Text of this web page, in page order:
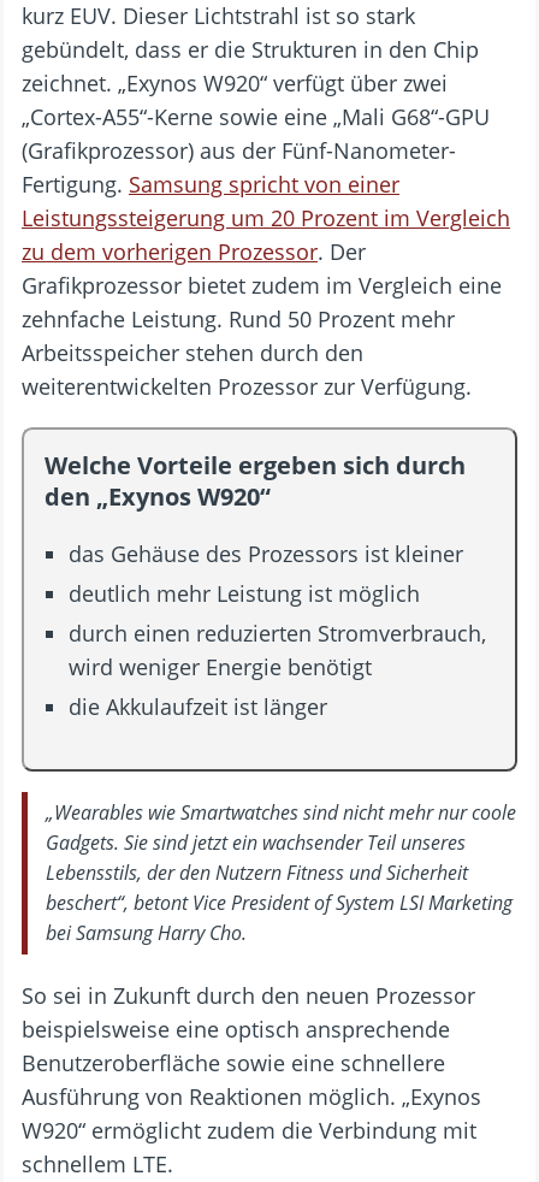
kurz EUV. Dieser Lichtstrahl ist so stark
gebündelt, dass er die Strukturen in den Chip
zeichnet. „Exynos W920“ verfügt über zwei
„Cortex-A55“-Kerne sowie eine „Mali G68“-GPU
(Grafikprozessor) aus der Fünf-Nanometer-
Fertigung. Samsung spricht von einer
Leistungssteigerung um 20 Prozent im Vergleich
zu dem vorherigen Prozessor. Der
Grafikprozessor bietet zudem im Vergleich eine
zehnfache Leistung. Rund 50 Prozent mehr
Arbeitsspeicher stehen durch den
weiterentwickelten Prozessor zur Verfügung.
Welche Vorteile ergeben sich durch
den „Exynos W920“
das Gehäuse des Prozessors ist kleiner
deutlich mehr Leistung ist möglich
durch einen reduzierten Stromverbrauch,
wird weniger Energie benötigt
die Akkulaufzeit ist länger
„Wearables wie Smartwatches sind nicht mehr nur coole
Gadgets. Sie sind jetzt ein wachsender Teil unseres
Lebensstils, der den Nutzern Fitness und Sicherheit
beschert“, betont Vice President of System LSI Marketing
bei Samsung Harry Cho.
So sei in Zukunft durch den neuen Prozessor
beispielsweise eine optisch ansprechende
Benutzeroberfläche sowie eine schnellere
Ausführung von Reaktionen möglich. „Exynos
W920“ ermöglicht zudem die Verbindung mit
schnellem LTE.